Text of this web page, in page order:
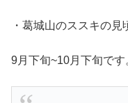
・葛城山のススキの見
9月下旬~10月下旬です